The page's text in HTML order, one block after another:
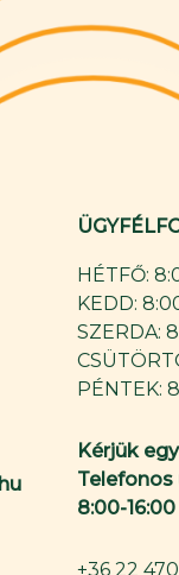
HÉTFŐ:
KEDD:
SZERDA:
PÉNTEK:
Kérjük
8:00-16:00
+36 22